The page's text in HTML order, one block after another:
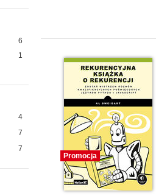
6
1
4
7
7
Promocja